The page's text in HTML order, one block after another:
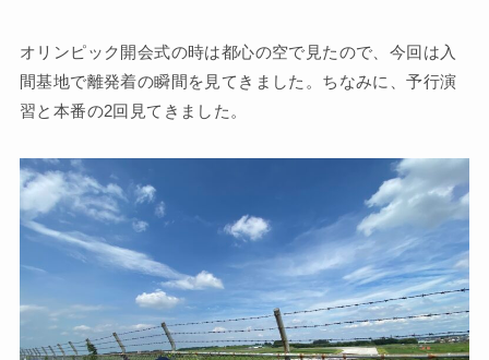
オリンピック開会式の時は都心の空で見たので、今回は入
間基地で離発着の瞬間を見てきました。ちなみに、予行演
習と本番の2回見てきました。